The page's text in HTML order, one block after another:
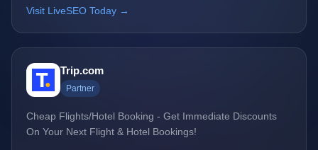
Visit LiveSEO Today →
Trip.com
Partner
Cheap Flights/Hotel Booking - Get Immediate Discounts
On Your Next Flight & Hotel Bookings!